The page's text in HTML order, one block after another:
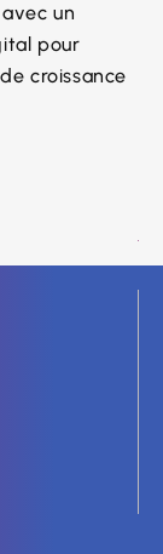
un
pour
croissance